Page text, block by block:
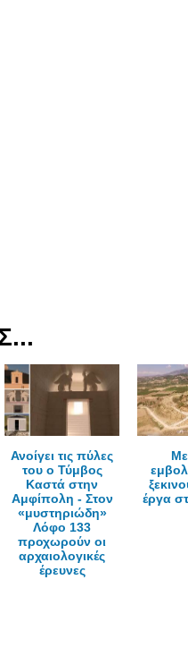
Ανοίγει τις πύλες
του ο Τύμβος
Καστά στην
Αμφίπολη - Στον
«μυστηριώδη»
Λόφο 133
προχωρούν οι
αρχαιολογικές
έρευνες
έργα